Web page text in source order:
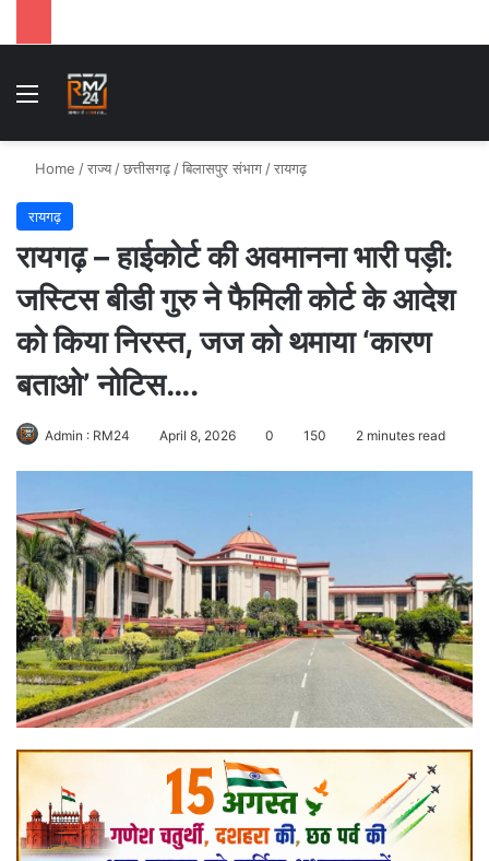
Menu
Home /राज्य /छत्तीसगढ़ /बिलासपुर संभाग /रायगढ़
रायगढ़
रायगढ़ – हाईकोर्ट की अवमानना भारी पड़ी:
जस्टिस बीडी गुरु ने फैमिली कोर्ट के आदेश
को किया निरस्त, जज को थमाया ‘कारण
बताओ’ नोटिस….
Admin : RM24 April 8, 2026 0 150 2 minutes read